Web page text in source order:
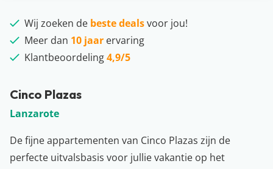
Cinco Plazas
Lanzarote
De fijne appartementen van Cinco Plazas zijn de
perfecte uitvalsbasis voor jullie vakantie op het
Wij zoeken de beste dealsvoor jou!
Meer dan 10 jaar ervaring
Klantbeoordeling4,9/5